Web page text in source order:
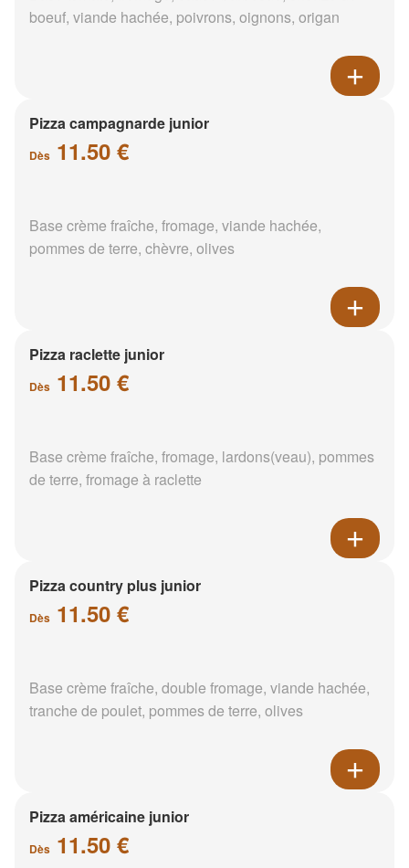
boeuf, viande hachée, poivrons, oignons, origan
Pizza campagnarde junior
Dès 11.50 €
Base crème fraîche, fromage, viande hachée,
pommes de terre, chèvre, olives
Pizza raclette junior
Dès 11.50 €
Base crème fraîche, fromage, lardons(veau), pommes
de terre, fromage à raclette
Pizza country plus junior
Dès 11.50 €
Base crème fraîche, double fromage, viande hachée,
tranche de poulet, pommes de terre, olives
Pizza américaine junior
Dès 11.50 €